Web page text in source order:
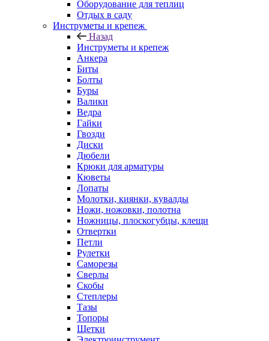
Оборудование для теплиц
Отдых в саду
Инструметы и крепеж
Назад
Инструметы и крепеж
Анкера
Биты
Болты
Буры
Валики
Ведра
Гайки
Гвозди
Диски
Дюбели
Крюки для арматуры
Кюветы
Лопаты
Молотки, киянки, кувалды
Ножи, ножовки, полотна
Ножницы, плоскогубцы, клещи
Отвертки
Петли
Рулетки
Саморезы
Сверлы
Скобы
Степлеры
Тазы
Топоры
Щетки